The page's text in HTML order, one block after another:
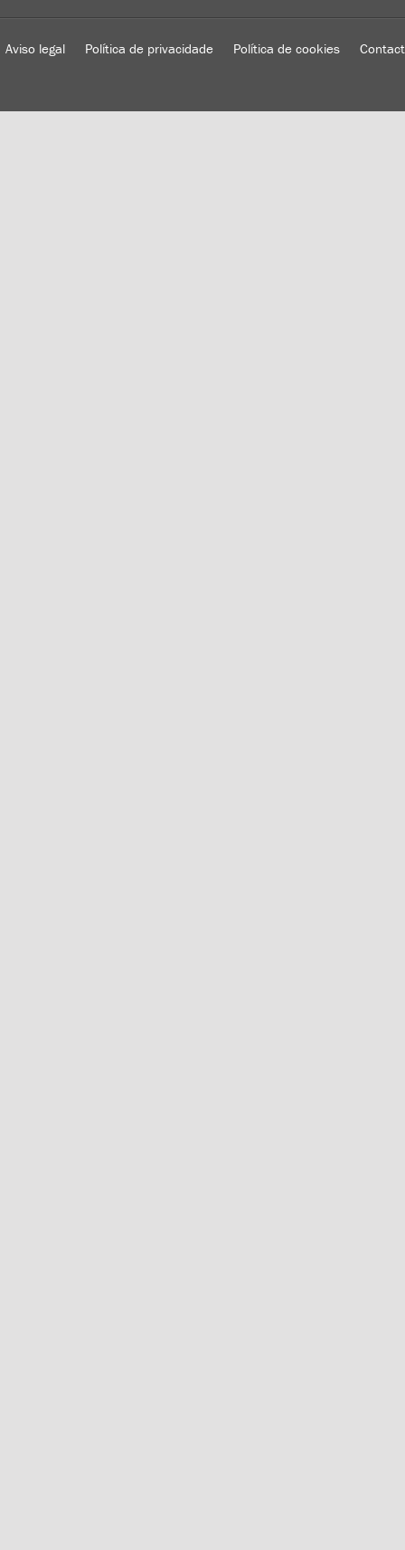
Aviso legal Política de privacidade Política de cookies